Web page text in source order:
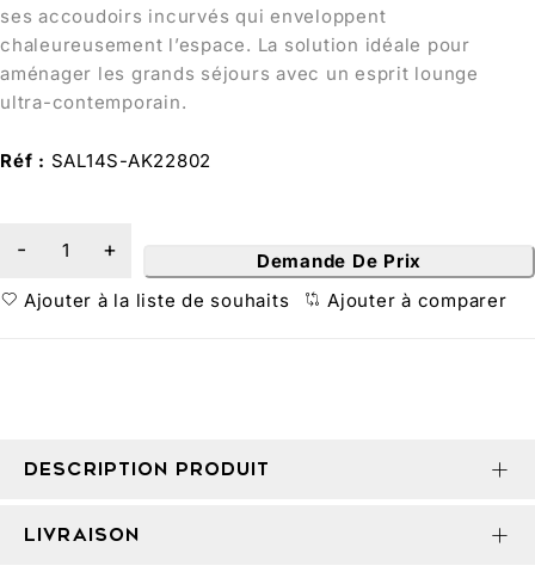
ses accoudoirs incurvés qui enveloppent
chaleureusement l’espace. La solution idéale pour
aménager les grands séjours avec un esprit lounge
ultra-contemporain.
Réf : SAL14S-AK22802
Demande De Prix
Ajouter à la liste de souhaits
Ajouter à comparer
DESCRIPTION PRODUIT
LIVRAISON